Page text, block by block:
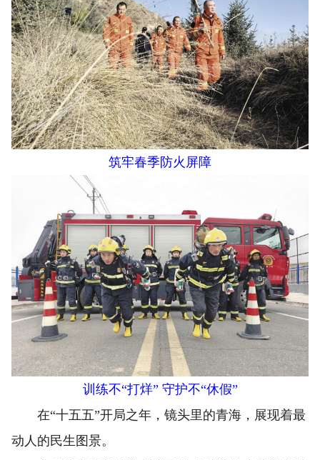
筑牢春季防火屏障
训练不“打烊” 守护不“休假”
在“十五五”开局之年，镜头里的青海，展现着最
动人的民生图景。